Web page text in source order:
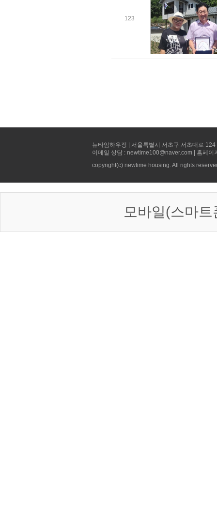
123
뉴타임하우징 | 서울특별시 서초구 서초대로
이메일 상담 : newtime100@naver.com | 홈페
copyright(c) newtime housing. All rights
모바일(스마